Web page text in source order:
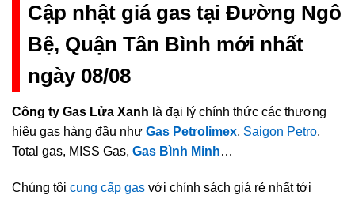
Cập nhật giá gas tại Đường Ngô
Bệ, Quận Tân Bình mới nhất
ngày 08/08
Công ty Gas Lửa Xanh là đại lý chính thức các thương
hiệu gas hàng đầu như Gas Petrolimex, Saigon Petro,
Total gas, MISS Gas, Gas Bình Minh…
Chúng tôi cung cấp gas với chính sách giá rẻ nhất tới